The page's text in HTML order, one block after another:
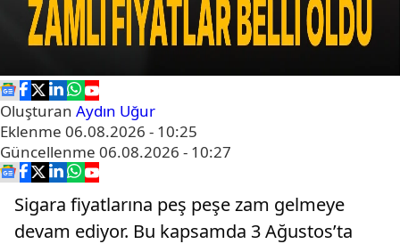
Oluşturan Aydın Uğur
Eklenme 06.08.2026 - 10:25
Güncellenme 06.08.2026 - 10:27
Sigara fiyatlarına peş peşe zam gelmeye
devam ediyor. Bu kapsamda 3 Ağustos’ta